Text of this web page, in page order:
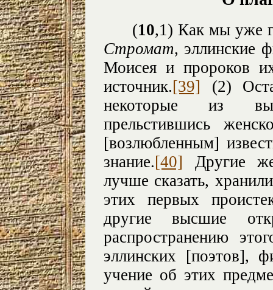
(10,1) Как мы уже
Стромат, эллинские
Моисея и пророков
источник.[39] (2)
некоторые из
прельстившись
[возлюбленным]
знание.[40] Другие
лучше сказать,
этих первых
другие высшие
распространению
эллинских [поэтов],
учение об этих